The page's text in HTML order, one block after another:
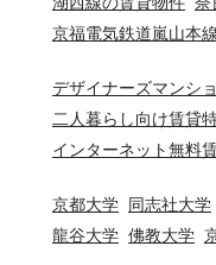
京福電気鉄道嵐山本
デザイナーズマンシ
二人暮らし向け賃貸
インターネット無料
京都大学 同志社大学
龍谷大学 佛教大学